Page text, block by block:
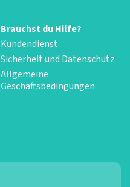
Brauchst du Hilfe?
Kundendienst
Sicherheit und Datenschutz
Allgemeine
Geschäftsbedingungen